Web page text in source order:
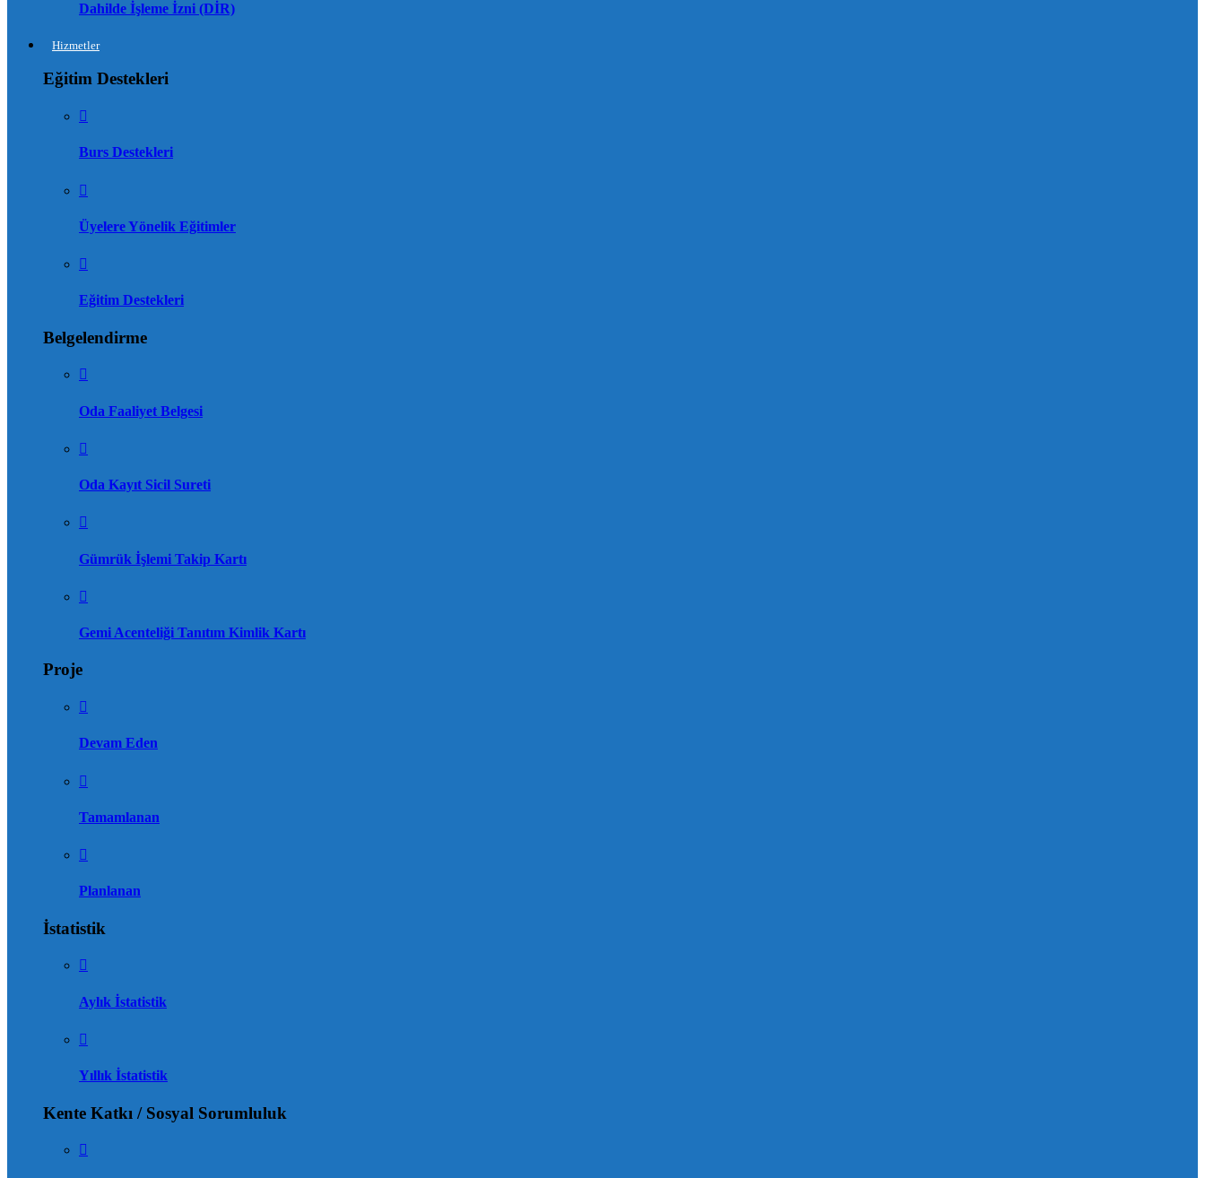
Dahilde İşleme İzni (DİR)
Hizmetler
Eğitim Destekleri
Burs Destekleri
Üyelere Yönelik Eğitimler
Eğitim Destekleri
Belgelendirme
Oda Faaliyet Belgesi
Oda Kayıt Sicil Sureti
Gümrük İşlemi Takip Kartı
Gemi Acenteliği Tanıtım Kimlik Kartı
Proje
Devam Eden
Tamamlanan
Planlanan
İstatistik
Aylık İstatistik
Yıllık İstatistik
Kente Katkı / Sosyal Sorumluluk